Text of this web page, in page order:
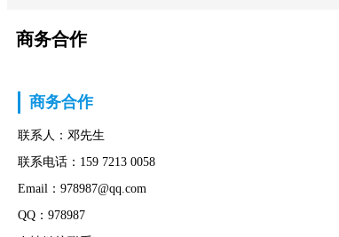
商务合作
商务合作
联系人：邓先生
联系电话：159 7213 0058
Email：978987@qq.com
QQ：978987